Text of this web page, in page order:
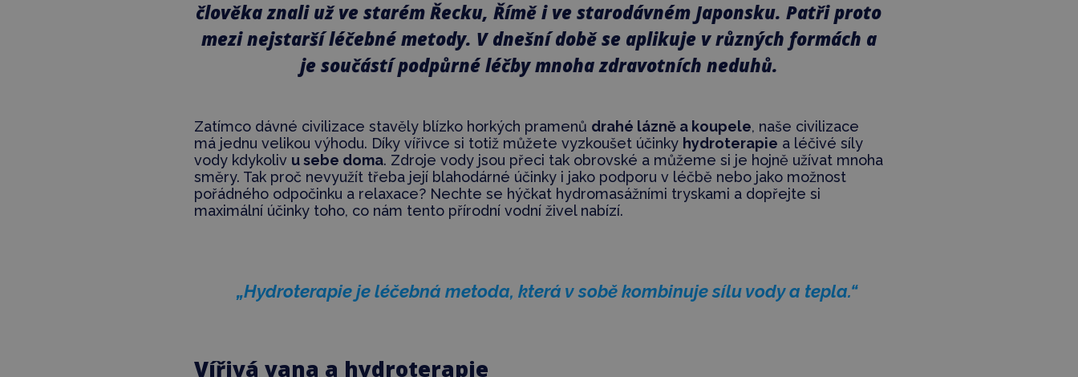
člověka znali už ve starém Řecku, Římě i ve starodávném Japonsku. Patři proto
mezi nejstarší léčebné metody. V dnešní době se aplikuje v různých formách a
je součástí podpůrné léčby mnoha zdravotních neduhů.
Zatímco dávné civilizace stavěly blízko horkých pramenů drahé lázně a koupele, naše civilizace
má jednu velikou výhodu. Díky vířivce si totiž můžete vyzkoušet účinky hydroterapie a léčivé síly
vody kdykoliv u sebe doma. Zdroje vody jsou přeci tak obrovské a můžeme si je hojně užívat mnoha
směry. Tak proč nevyužít třeba její blahodárné účinky i jako podporu v léčbě nebo jako možnost
pořádného odpočinku a relaxace? Nechte se hýčkat hydromasážními tryskami a dopřejte si
maximální účinky toho, co nám tento přírodní vodní živel nabízí.
„Hydroterapie je léčebná metoda, která v sobě kombinuje sílu vody a tepla.“
Vířivá vana a hydroterapie